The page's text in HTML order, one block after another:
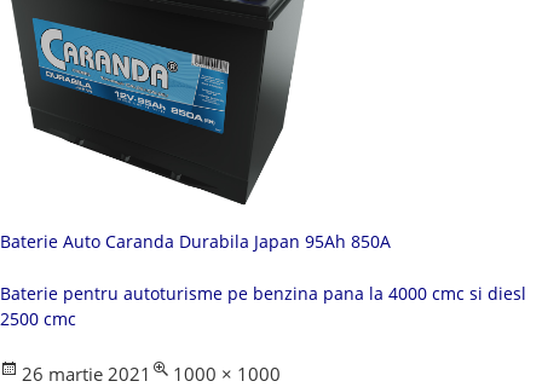
Baterie Auto Caranda Durabila Japan 95Ah 850A
Baterie pentru autoturisme pe benzina pana la 4000 cmc si diesl
2500 cmc
Posted
26 martie 2021
Full
1000 × 1000